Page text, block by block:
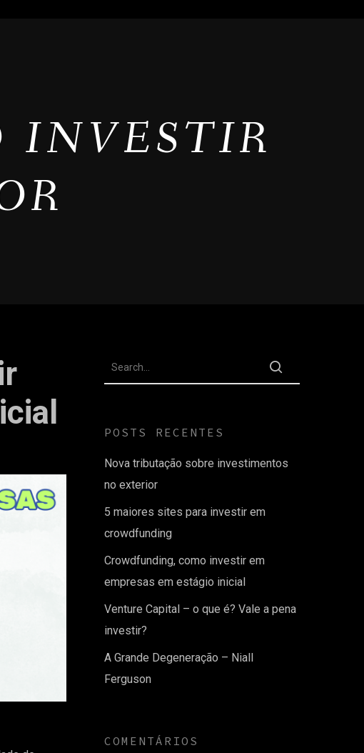
INVESTIR
POSTS RECENTES
Nova tributação sobre investimentos
no exterior
5 maiores sites para investir em
crowdfunding
Crowdfunding, como investir em
empresas em estágio inicial
Venture Capital – o que é? Vale a pena
investir?
A Grande Degeneração – Niall
Ferguson
COMENTÁRIOS